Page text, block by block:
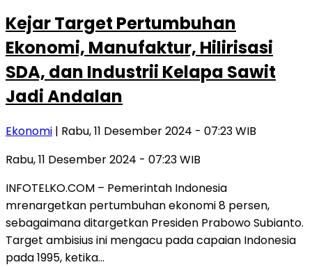
Kejar Target Pertumbuhan
Ekonomi, Manufaktur, Hilirisasi
SDA, dan Industrii Kelapa Sawit
Jadi Andalan
Ekonomi | Rabu, 11 Desember 2024 - 07:23 WIB
Rabu, 11 Desember 2024 - 07:23 WIB
INFOTELKO.COM – Pemerintah Indonesia
mrenargetkan pertumbuhan ekonomi 8 persen,
sebagaimana ditargetkan Presiden Prabowo Subianto.
Target ambisius ini mengacu pada capaian Indonesia
pada 1995, ketika…